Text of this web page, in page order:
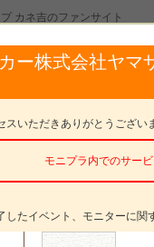
カネ吉のファンサイト
カー株式会社ヤ
スいただきありがとうござい
モニプラ内でのサー
したイベント、モニターに関
看板商品＼カネ吉の
ープレゼント カネ吉の黒